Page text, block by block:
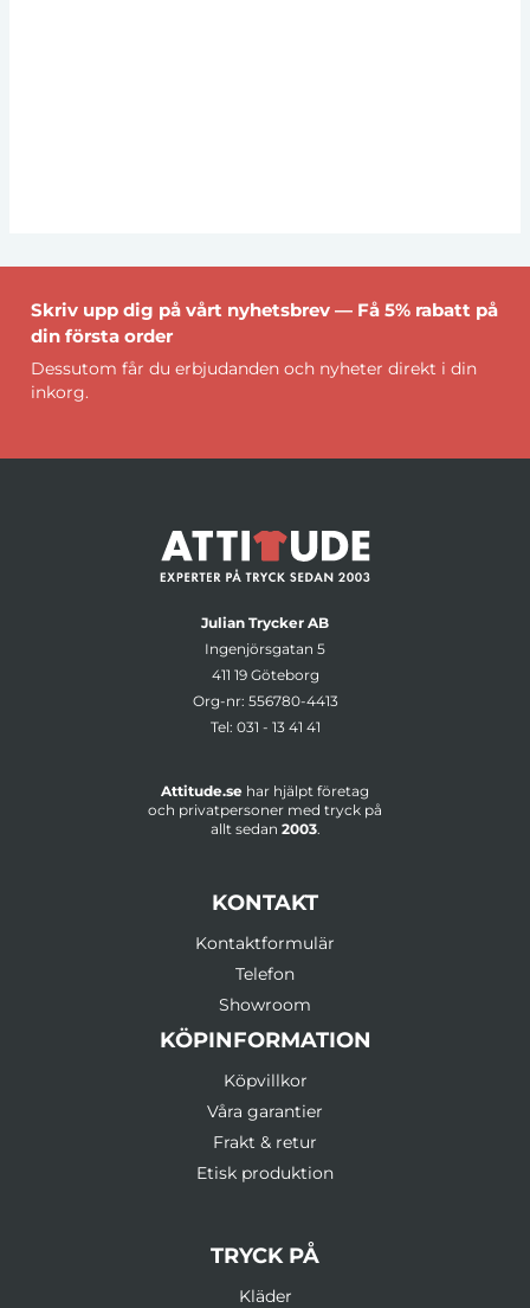
Skriv upp dig på vårt nyhetsbrev — Få 5% rabatt på
din första order
Dessutom får du erbjudanden och nyheter direkt i din
inkorg.
Julian Trycker AB
Ingenjörsgatan 5
411 19 Göteborg
Org-nr: 556780-4413
Tel: 031 - 13 41 41
Attitude.se har hjälpt företag
och privatpersoner med tryck på
allt sedan 2003.
KONTAKT
Kontaktformulär
Telefon
Showroom
KÖPINFORMATION
Köpvillkor
Våra garantier
Frakt & retur
Etisk produktion
TRYCK PÅ
Kläder